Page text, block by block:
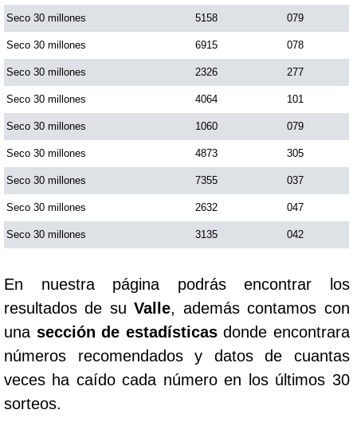
Saman de la suerte
Sinuano Día
Sinuano Noche
Super Chontico Noche
Seco 30 millones 5158 079
Seco 30 millones 6915 078
Seco 30 millones 2326 277
Seco 30 millones 4064 101
Seco 30 millones 1060 079
Seco 30 millones 4873 305
Seco 30 millones 7355 037
Seco 30 millones 2632 047
Seco 30 millones 3135 042
En nuestra página podrás encontrar los
resultados de suValle, además contamos con
una sección de estadísticasdonde encontrara
números recomendados y datos de cuantas
veces ha caído cada número en los últimos 30
sorteos.